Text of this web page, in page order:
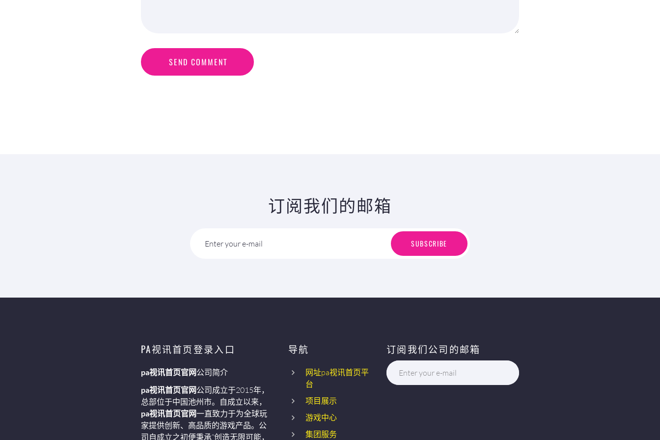
SEND COMMENT
SEND COMMENT
订阅我们的邮箱
Enter your e-mail SUBSCRIBE
SUBSCRIBE
PA视讯首页登录入口
pa视讯首页官网公司简介
pa视讯首页官网公司成立于2015年，
总部位于中国池州市。自成立以来，
pa视讯首页官网一直致力于为全球玩
家提供创新、高品质的游戏产品。公
司自成立之初便秉承“创造无限可能，
导航
网址pa视讯首页平
台
项目展示
游戏中心
集团服务
订阅我们公司的邮箱
Enter your e-mail